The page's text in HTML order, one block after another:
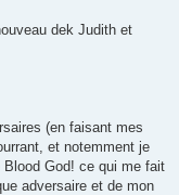
dek Judith et
(en faisant mes
et notemment je
God! ce qui me fait
adversaire et de mon